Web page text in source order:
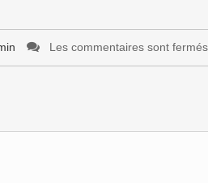
Les commentaires sont fermés